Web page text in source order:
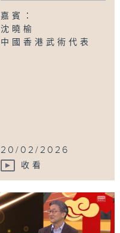
嘉賓：
沈曉榆
中國香港武術代表
20/02/2026
收看